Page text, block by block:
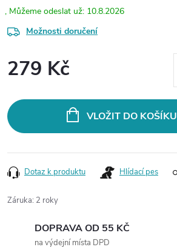
10.8.2026
Možnosti doručení
279 Kč
VLOŽIT DO KOŠÍKU
Dotaz k produktu Hlídací pes
Záruka: 2 roky
DOPRAVA OD 55 KČ
na výdejní místa DPD